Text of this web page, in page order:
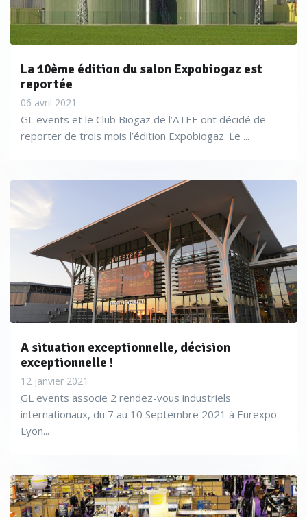
La 10ème édition du salon Expobiogaz est
reportée
06 avril 2021
GL events et le Club Biogaz de l’ATEE ont décidé de
reporter de trois mois l’édition Expobiogaz. Le ...
A situation exceptionnelle, décision
exceptionnelle !
12 janvier 2021
GL events associe 2 rendez-vous industriels
internationaux, du 7 au 10 Septembre 2021 à Eurexpo
Lyon...